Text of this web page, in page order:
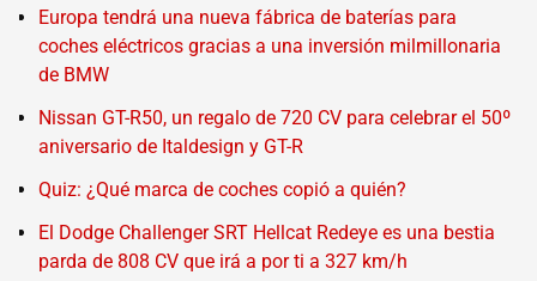
Europa tendrá una nueva fábrica de baterías para
coches eléctricos gracias a una inversión milmillonaria
de BMW
Nissan GT-R50, un regalo de 720 CV para celebrar el 50º
aniversario de Italdesign y GT-R
Quiz: ¿Qué marca de coches copió a quién?
El Dodge Challenger SRT Hellcat Redeye es una bestia
parda de 808 CV que irá a por ti a 327 km/h